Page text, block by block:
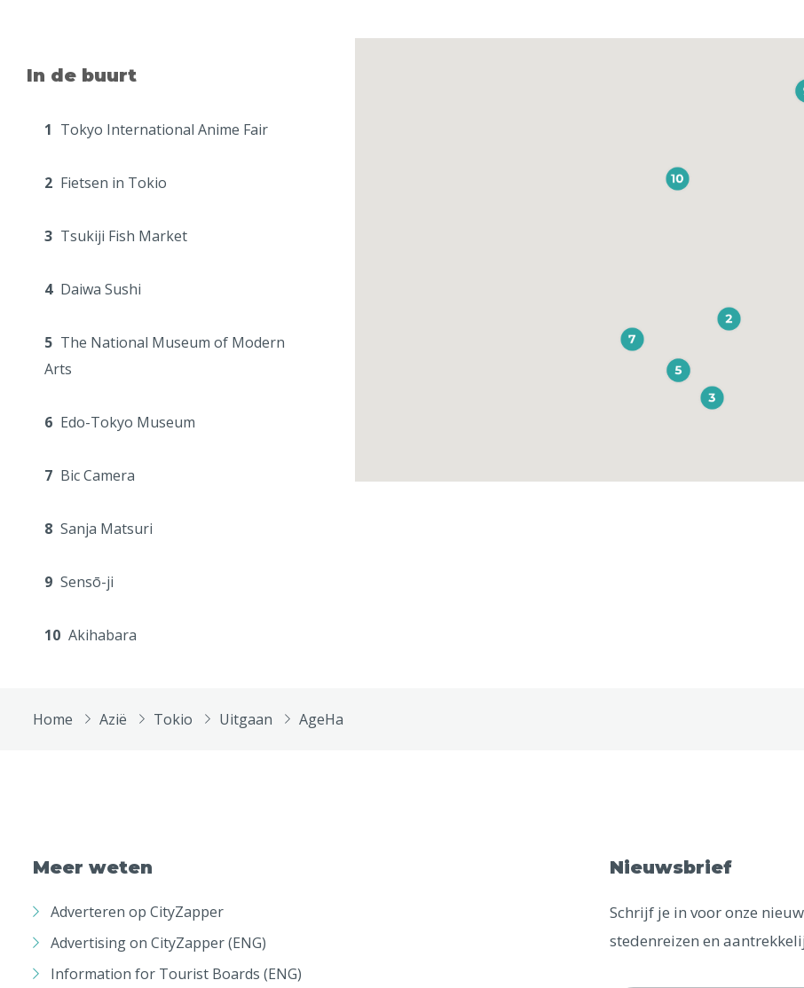
In de buurt
1 Tokyo International Anime Fair
2 Fietsen in Tokio
3 Tsukiji Fish Market
4 Daiwa Sushi
5 The National Museum of Modern
Arts
6 Edo-Tokyo Museum
7 Bic Camera
8 Sanja Matsuri
9 Sensō-ji
10 Akihabara
Home Azië Tokio Uitgaan AgeHa
Meer weten
Adverteren op CityZapper
Advertising on CityZapper (ENG)
Information for Tourist Boards (ENG)
Nieuwsbrief
Schrijf je in voor onze
stedenreizen en